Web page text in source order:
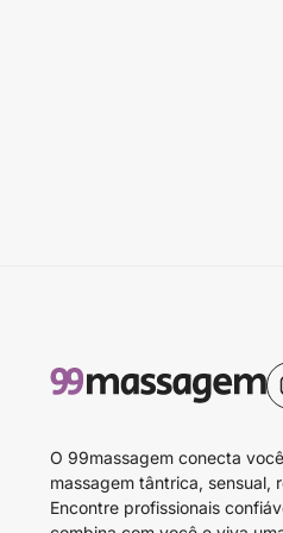
O 99massagem conecta
massagem tântrica, sensual,
Encontre profissionais